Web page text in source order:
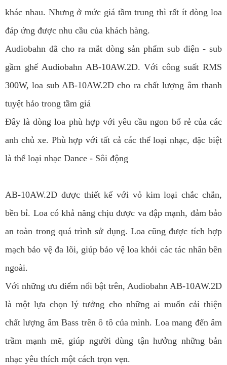
khác nhau. Nhưng ở mức giá tầm trung thì rất ít dòng loa
đáp ứng được nhu cầu của khách hàng.
Audiobahn đã cho ra mắt dòng sản phẩm sub điện - sub
gầm ghế Audiobahn AB-10AW.2D. Với công suất RMS
300W, loa sub AB-10AW.2D cho ra chất lượng âm thanh
tuyệt hảo trong tầm giá
Đây là dòng loa phù hợp với yêu cầu ngon bổ rẻ của các
anh chủ xe. Phù hợp với tất cả các thể loại nhạc, đặc biệt
là thể loại nhạc Dance - Sôi động
AB-10AW.2D được thiết kế với vỏ kim loại chắc chắn,
bền bỉ. Loa có khả năng chịu được va đập mạnh, đảm bảo
an toàn trong quá trình sử dụng. Loa cũng được tích hợp
mạch bảo vệ đa lõi, giúp bảo vệ loa khỏi các tác nhân bên
ngoài.
Với những ưu điểm nổi bật trên, Audiobahn AB-10AW.2D
là một lựa chọn lý tưởng cho những ai muốn cải thiện
chất lượng âm Bass trên ô tô của mình. Loa mang đến âm
trầm mạnh mẽ, giúp người dùng tận hưởng những bản
nhạc yêu thích một cách trọn vẹn.